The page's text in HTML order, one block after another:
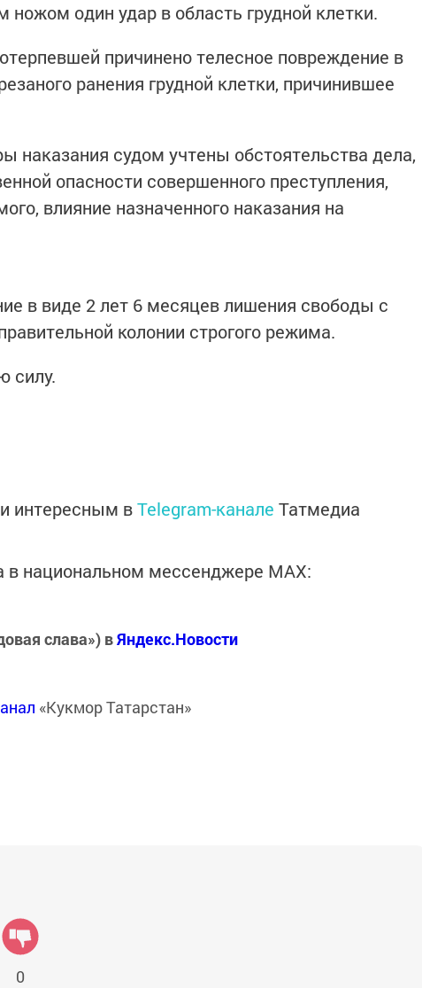
ножом один удар в область грудной клетки.
причинено телесное повреждение в
ранения грудной клетки, причинившее
наказания судом учтены обстоятельства дела,
опасности совершенного преступления,
влияние назначенного наказания на
в виде 2 лет 6 месяцев лишения свободы с
колонии строгого режима.
силу.
интересным вTelegram-канале Татмедиа
в национальном мессенджере MАХ:
слава») вЯндекс.Новости
«Кукмор Татарстан»
0